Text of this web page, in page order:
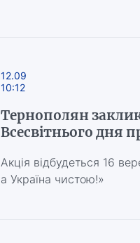
12.09
10:12
Тернополян
Всесвітнього дня
Акція відбудеться 16
а Україна чистою!»